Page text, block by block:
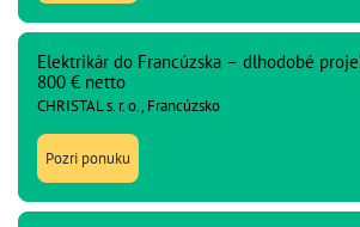
Elektrikár do Francúzska – dlhodobé
800 € netto
CHRISTAL s. r. o., Francúzsko
Pozri ponuku